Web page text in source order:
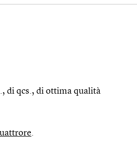
di qcs., di ottima qualità
.